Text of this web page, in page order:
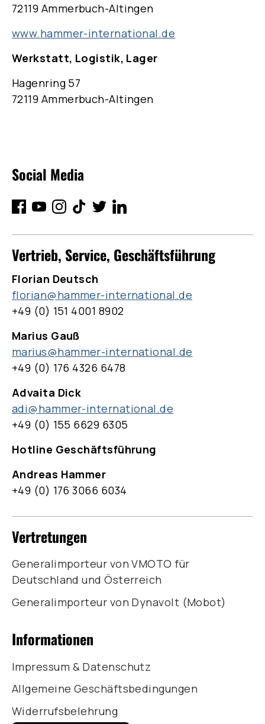
72119 Ammerbuch-Altingen
www.hammer-international.de
Werkstatt, Logistik, Lager
Hagenring 57
72119 Ammerbuch-Altingen
Social Media
Vertrieb, Service, Geschäftsführung
Florian Deutsch
florian@hammer-international.de
+49 (0) 151 4001 8902
Marius Gauß
marius@hammer-international.de
+49 (0) 176 4326 6478
Advaita Dick
adi@hammer-international.de
+49 (0) 155 6629 6305
Hotline Geschäftsführung
Andreas Hammer
+49 (0) 176 3066 6034
Vertretungen
Generalimporteur von VMOTO für
Deutschland und Österreich
Generalimporteur von Dynavolt (Mobot)
Informationen
Impressum & Datenschutz
Allgemeine Geschäftsbedingungen
Widerrufsbelehrung